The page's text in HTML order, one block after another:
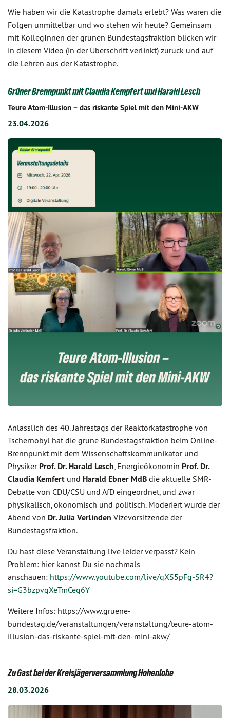
Wie haben wir die Katastrophe damals erlebt? Was waren die
Folgen unmittelbar und wo stehen wir heute? Gemeinsam
mit KollegInnen der grünen Bundestagsfraktion blicken wir
in diesem Video (in der Überschrift verlinkt) zurück und auf
die Lehren aus der Katastrophe.
Grüner Brennpunkt mit Claudia Kempfert und Harald Lesch
Teure Atom-Illusion – das riskante Spiel mit den Mini-AKW
23.04.2026
Anlässlich des 40. Jahrestags der Reaktorkatastrophe von
Tschernobyl hat die grüne Bundestagsfraktion beim Online-
Brennpunkt mit dem Wissenschaftskommunikator und
Physiker Prof. Dr. Harald Lesch, Energieökonomin Prof. Dr.
Claudia Kemfert und Harald Ebner MdB die aktuelle SMR-
Debatte von CDU/CSU und AfD eingeordnet, und zwar
physikalisch, ökonomisch und politisch. Moderiert wurde der
Abend von Dr. Julia Verlinden Vizevorsitzende der
Bundestagsfraktion.
Du hast diese Veranstaltung live leider verpasst? Kein
Problem: hier kannst Du sie nochmals
anschauen: https://www.youtube.com/live/qXS5pFg-SR4?
si=G3bzpvqXeTmCeq6Y
Weitere Infos: https://www.gruene-
bundestag.de/veranstaltungen/veranstaltung/teure-atom-
illusion-das-riskante-spiel-mit-den-mini-akw/
Zu Gast bei der Kreisjägerversammlung Hohenlohe
28.03.2026